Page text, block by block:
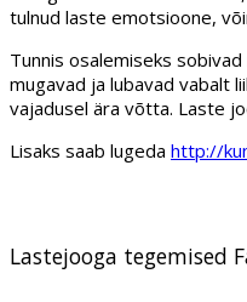
tulnud laste emotsioone,
Tunnis osalemiseks
mugavad ja lubavad vabalt
vajadusel ära võtta. Laste
Lisaks saab lugeda http://
Lastejooga tegemised